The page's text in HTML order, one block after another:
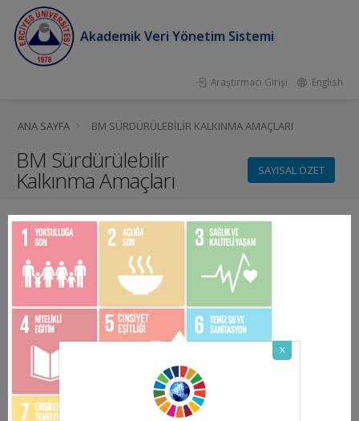
x
Akademik Veri Yönetim Sistemi
Araştırmacı Girişi English
ANA SAYFA BM SÜRDÜRÜLEBILIR KALKINMA AMAÇLARI
BM Sürdürülebilir
Kalkınma Amaçları SAYISAL ÖZET